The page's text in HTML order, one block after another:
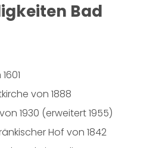
Bad
von 1888
1930 (erweitert 1955)
Hof von 1842